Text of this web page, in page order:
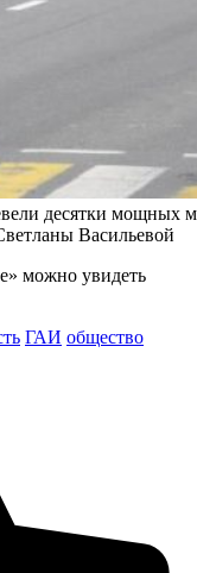
десятки
Васильевой
можно увидеть
ГАИ общество